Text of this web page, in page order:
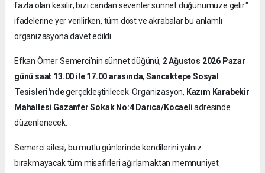
fazla olan kesilir; bizi candan sevenler sünnet düğünümüze gelir."
ifadelerine yer verilirken, tüm dost ve akrabalar bu anlamlı
organizasyona davet edildi.
Efkan Ömer Semerci'nin sünnet düğünü, 2 Ağustos 2026 Pazar
günü saat 13.00 ile 17.00 arasında,Sancaktepe Sosyal
Tesisleri'ndegerçekleştirilecek. Organizasyon, Kazım Karabekir
Mahallesi Gazanfer Sokak No:4 Darıca/Kocaeliadresinde
düzenlenecek.
Semerci ailesi, bu mutlu günlerinde kendilerini yalnız
bırakmayacak tüm misafirleri ağırlamaktan memnuniyet